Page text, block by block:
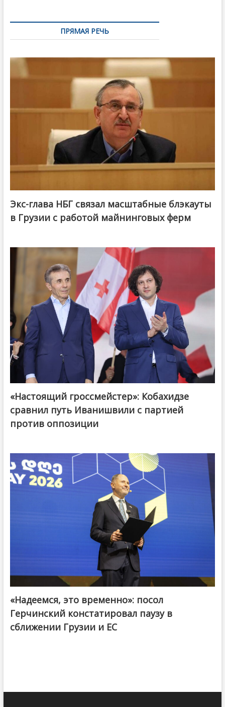
ПРЯМАЯ РЕЧЬ
Экс-глава НБГ связал масштабные блэкауты
в Грузии с работой майнинговых ферм
@ქართული ოცნება / Georgian Dream
«Настоящий гроссмейстер»: Кобахидзе
сравнил путь Иванишвили с партией
против оппозиции
«Надеемся, это временно»: посол
Герчинский констатировал паузу в
сближении Грузии и ЕС